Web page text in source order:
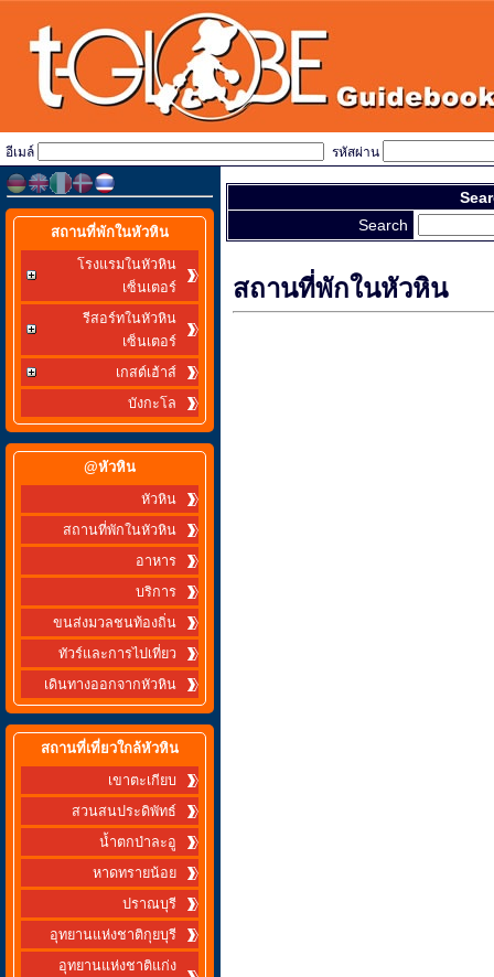
อีเมล์ รหัสผ่าน
สถานที่พักในหัวหิน
โรงแรมในหัวหิน
เซ็นเตอร์
รีสอร์ทในหัวหิน
เซ็นเตอร์
เกสต์เฮ้าส์
บังกะโล
@หัวหิน
หัวหิน
สถานที่พักในหัวหิน
อาหาร
บริการ
ขนส่งมวลชนท้องถิ่น
ทัวร์และการไปเที่ยว
เดินทางออกจากหัวหิน
สถานที่เที่ยวใกล้หัวหิน
เขาตะเกียบ
สวนสนประดิพัทธ์
น้ำตกป่าละอู
หาดทรายน้อย
ปราณบุรี
อุทยานแห่งชาติกุยบุรี
อุทยานแห่งชาติแก่ง
Search
สถานที่พักในหัวหิน